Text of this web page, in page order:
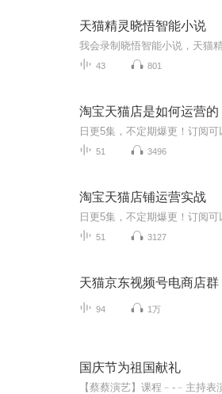
天猫精灵晓悟智能小说
43 801
淘宝天猫店是如何运营的
51 3496
淘宝天猫店铺运营实战
51 3127
天猫京东视频号电商店群
94 1万
国庆节为祖国献礼